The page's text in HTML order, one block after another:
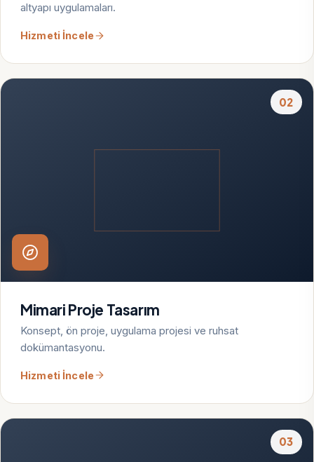
altyapı uygulamaları.
Hizmeti İncele
02
Mimari Proje Tasarım
Konsept, ön proje, uygulama projesi ve ruhsat
dokümantasyonu.
Hizmeti İncele
03